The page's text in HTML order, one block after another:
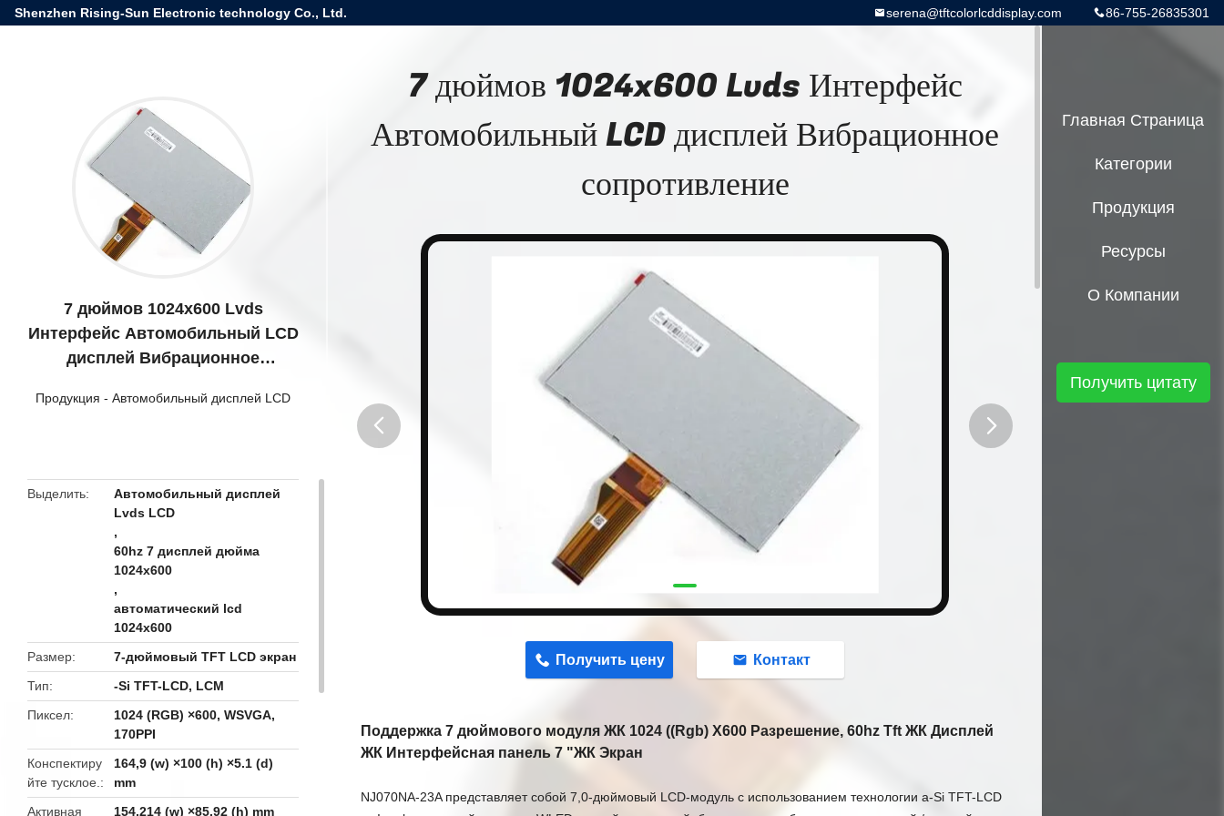
Shenzhen Rising-Sun Electronic technology Co., Ltd. 86-755-26835301
serena@tftcolorlcddisplay.com
7 дюймов 1024x600 Lvds
Интерфейс Автомобильный LCD
дисплей Вибрационное
Продукция - Автомобильный дисплей LCD
Выделить
Автомобильный дисплей
Lvds LCD
,
60hz 7 дисплей дюйма
1024x600
,
автоматический lcd
1024x600
Размер
7-дюймовый TFT LCD экран
Тип
-Si TFT-LCD, LCM
Пиксел
1024 (RGB) ×600, WSVGA,
170PPI
Конспектиру
йте тусклое.
164,9 (w) ×100 (h) ×5.1 (d)
mm
Активная
154,214 (w) ×85.92 (h) mm
7 дюймов 1024x600 Lvds Интерфейс
Автомобильный LCD дисплей Вибрационное
сопротивление
Получить цену Контакт
Поддержка 7 дюймового модуля ЖК 1024 ((Rgb) X600 Разрешение, 60hz Tft ЖК Дисплей
ЖК Интерфейсная панель 7 "ЖК Экран
NJ070NA-23A представляет собой 7,0-дюймовый LCD-модуль с использованием технологии a-Si TFT-LCD
Главная Страница
Категории
Продукция
Ресурсы
О Компании
Получить цитату